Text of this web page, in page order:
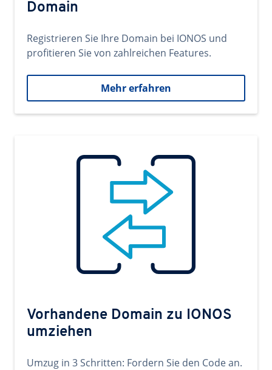
Domain
Registrieren Sie Ihre Domain bei IONOS und
profitieren Sie von zahlreichen Features.
Mehr erfahren
Vorhandene Domain zu IONOS
umziehen
Umzug in 3 Schritten: Fordern Sie den Code an.